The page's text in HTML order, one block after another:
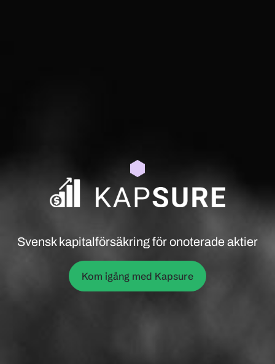
Svensk kapitalförsäkring för onoterade aktier
Kom igång med Kapsure